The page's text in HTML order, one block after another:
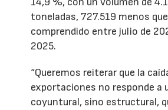
toneladas, 727.519 menos
comprendido entre julio de
2025.
“Queremos reiterar que la
exportaciones no responde a
coyuntural, sino estructural,